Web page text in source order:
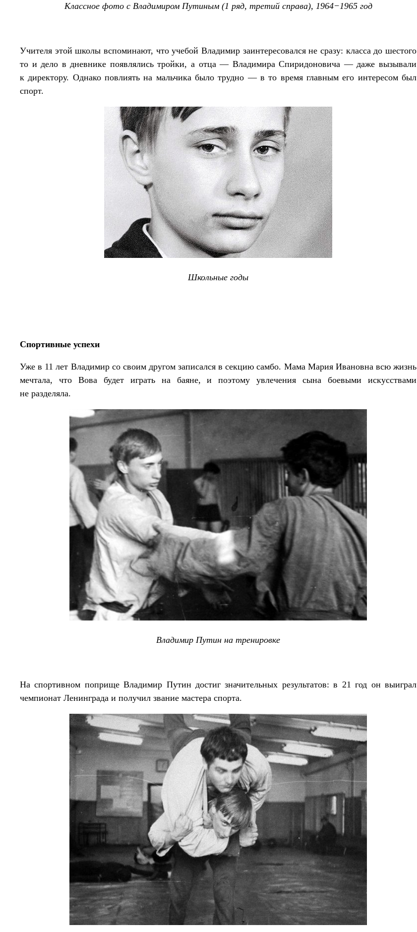
Классное фото с Владимиром Путиным (1 ряд, третий справа), 1964−1965 год
Учителя этой школы вспоминают, что учебой Владимир заинтересовался не сразу: класса до шестого
то и дело в дневнике появлялись тройки, а отца — Владимира Спиридоновича — даже вызывали
к директору. Однако повлиять на мальчика было трудно — в то время главным его интересом был
спорт.
Школьные годы
Спортивные успехи
Уже в 11 лет Владимир со своим другом записался в секцию самбо. Мама Мария Ивановна всю жизнь
мечтала, что Вова будет играть на баяне, и поэтому увлечения сына боевыми искусствами
не разделяла.
Владимир Путин на тренировке
На спортивном поприще Владимир Путин достиг значительных результатов: в 21 год он выиграл
чемпионат Ленинграда и получил звание мастера спорта.